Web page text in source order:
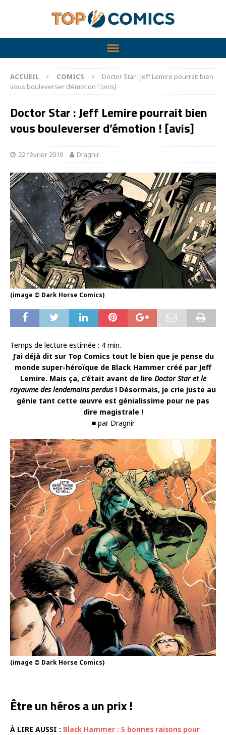
ACCUEIL COMICS
Doctor Star : Jeff Lemire pourrait bien
vous bouleverser d’émotion ! [avis]
Doctor Star : Jeff Lemire pourrait bien
vous bouleverser d’émotion ! [avis]
22 février 2019 Dragnir
(image © Dark Horse Comics)
Temps de lecture estimée : 4 min.
J’ai déjà dit sur Top Comics tout le bien que je pense du
monde super-héroïque de Black Hammer créé par Jeff
Lemire. Mais ça, c’était avant de lire Doctor Star et le
royaume des lendemains perdus ! Désormais, je crie juste au
génie tant cette œuvre est génialissime pour ne pas
dire magistrale !
■ par Dragnir
(image © Dark Horse Comics)
Être un héros a un prix !
À LIRE AUSSI : Black Hammer : 5 bonnes raisons pour